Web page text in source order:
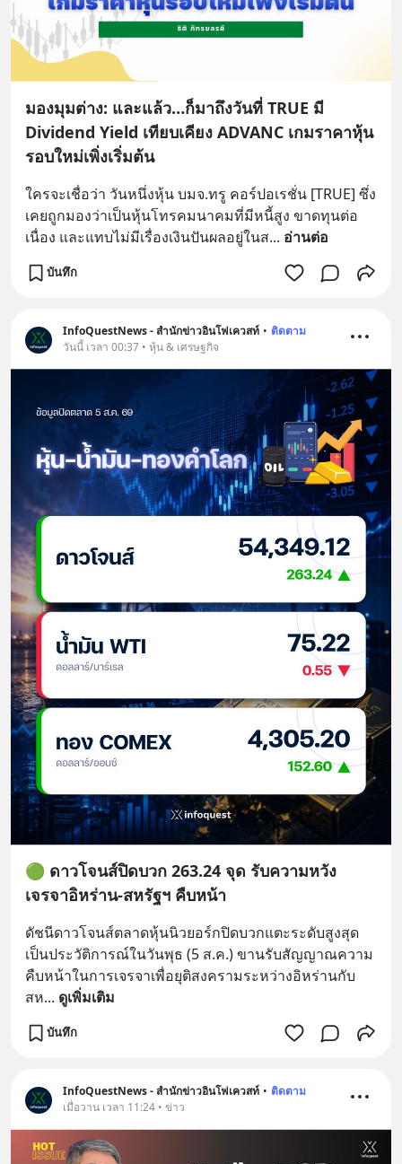
มองมุมต่าง: และแล้ว…ก็มาถึงวันที่ TRUE มี
Dividend Yield เทียบเคียง ADVANC เกมราคาหุ้น
รอบใหม่เพิ่งเริ่มต้น
ใครจะเชื่อว่า วันหนึ่งหุ้น บมจ.ทรู คอร์ปอเรชั่น [TRUE] ซึ่ง
เคยถูกมองว่าเป็นหุ้นโทรคมนาคมที่มีหนี้สูง ขาดทุนต่อ
เนื่อง และแทบไม่มีเรื่องเงินปันผลอยู่ในส... อ่านต่อ
บันทึก
InfoQuestNews - สำนักข่าวอินโฟเควสท์ • ติดตาม
วันนี้ เวลา 00:37 • หุ้น & เศรษฐกิจ
🟢 ดาวโจนส์ปิดบวก 263.24 จุด รับความหวัง
เจรจาอิหร่าน-สหรัฐฯ คืบหน้า
ดัชนีดาวโจนส์ตลาดหุ้นนิวยอร์กปิดบวกแตะระดับสูงสุด
เป็นประวัติการณ์ในวันพุธ (5 ส.ค.) ขานรับสัญญาณความ
คืบหน้าในการเจรจาเพื่อยุติสงครามระหว่างอิหร่านกับ
สห... ดูเพิ่มเติม
บันทึก
InfoQuestNews - สำนักข่าวอินโฟเควสท์ • ติดตาม
เมื่อวาน เวลา 11:24 • ข่าว